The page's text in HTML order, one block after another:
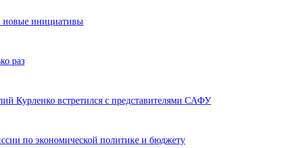
инициативы
раз
Курленко встретился с представителями САФУ
по экономической политике и бюджету